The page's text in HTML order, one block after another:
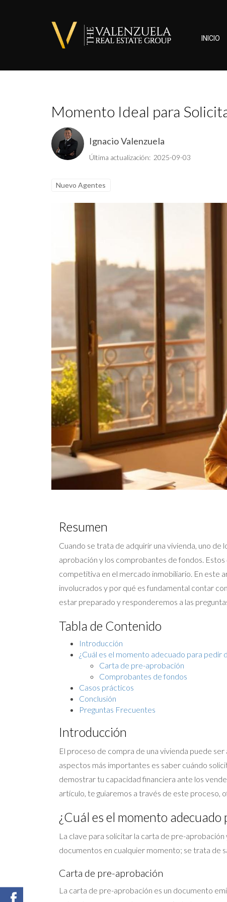
INICIO
Momento Ideal para
Ignacio Valenzuela
Última actualización: 2025-09-03
Nuevo Agentes
Resumen
Cuando se trata de adquirir una vivienda, uno
aprobación y los comprobantes de fondos.
competitiva en el mercado inmobiliario. En este
involucrados y por qué es fundamental contar
estar preparado y responderemos a las
Tabla de Contenido
Introducción
¿Cuál es el momento adecuado para pedir
Carta de pre-aprobación
Comprobantes de fondos
Casos prácticos
Conclusión
Preguntas Frecuentes
Introducción
El proceso de compra de una vivienda puede
aspectos más importantes es saber cuándo
demostrar tu capacidad financiera ante los
artículo, te guiaremos a través de este proceso,
¿Cuál es el momento
La clave para solicitar la carta de pre-
documentos en cualquier momento; se trata de
Carta de pre-aprobación
La carta de pre-aprobación es un documento